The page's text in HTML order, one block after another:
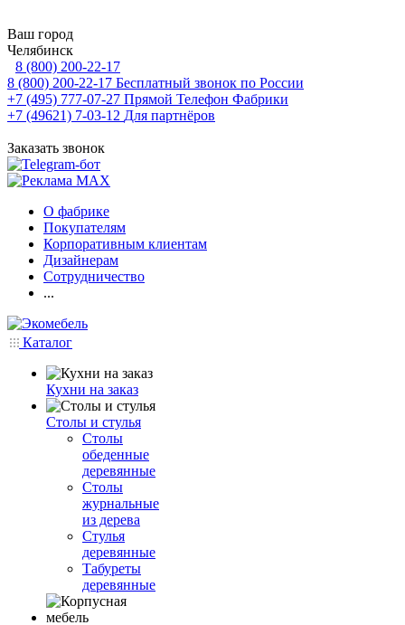
Ваш город
Челябинск
8 (800) 200-22-17
8 (800) 200-22-17 Бесплатный звонок по России
+7 (495) 777-07-27 Прямой Телефон Фабрики
+7 (49621) 7-03-12 Для партнёров
Заказать звонок
О фабрике
Покупателям
Корпоративным клиентам
Дизайнерам
Сотрудничество
...
Каталог
Кухни на заказ
Столы и стулья
Столы
обеденные
деревянные
Столы
журнальные
из дерева
Стулья
деревянные
Табуреты
деревянные